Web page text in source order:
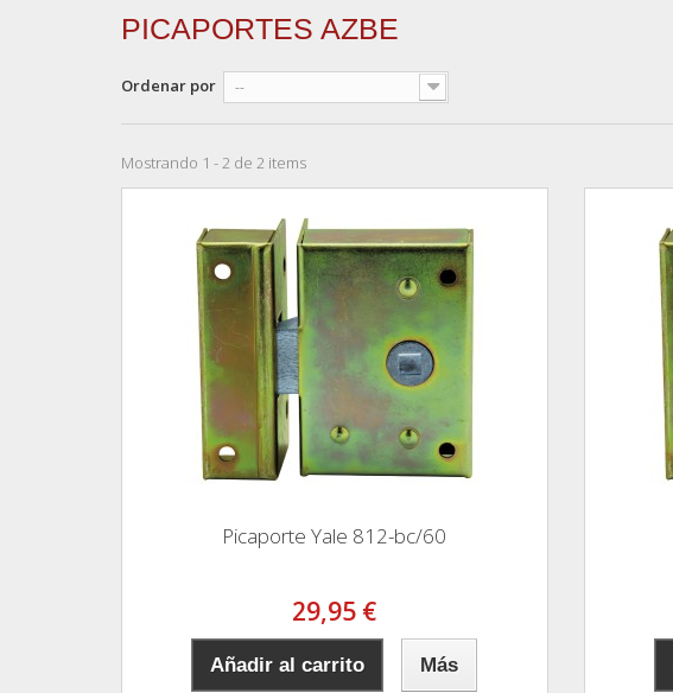
PICAPORTES AZBE
Ordenar por --
Mostrando 1 - 2 de 2 items
Picaporte Yale 812-bc/60
29,95 €
Añadir al carrito Más